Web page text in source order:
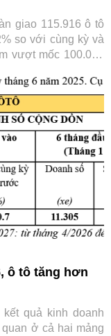
giao 115.916 ô tô
so với cùng kỳ và
vượt mốc 100.000
nước.
ô tô tăng hơn
quả kinh doanh
ở cả hai mảng